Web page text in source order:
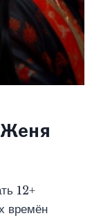
12+
времён